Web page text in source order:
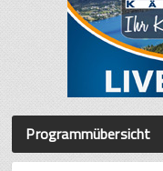
Programmübersicht